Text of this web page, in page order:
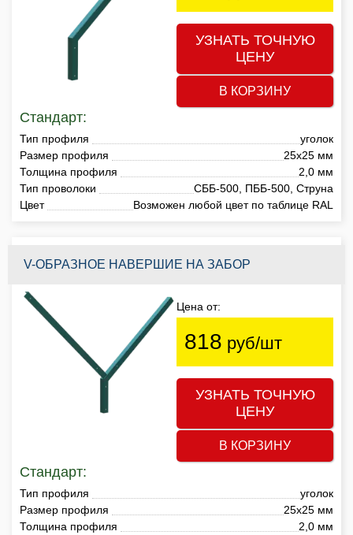
УЗНАТЬ ТОЧНУЮ
ЦЕНУ
В КОРЗИНУ
Стандарт:
Тип профиля
уголок
Размер профиля
25х25 мм
Толщина профиля
2,0 мм
Тип проволоки
СББ-500, ПББ-500, Струна
Цвет
Возможен любой цвет по таблице RAL
V-ОБРАЗНОЕ НАВЕРШИЕ НА ЗАБОР
Цена от:
818 руб/шт
УЗНАТЬ ТОЧНУЮ
ЦЕНУ
В КОРЗИНУ
Стандарт:
Тип профиля
уголок
Размер профиля
25х25 мм
Толщина профиля
2,0 мм